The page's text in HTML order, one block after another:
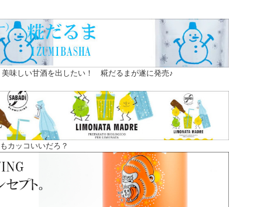
味しい甘酒を出したい！ 糀だるまが遂に発売♪
カッコいいだろ？